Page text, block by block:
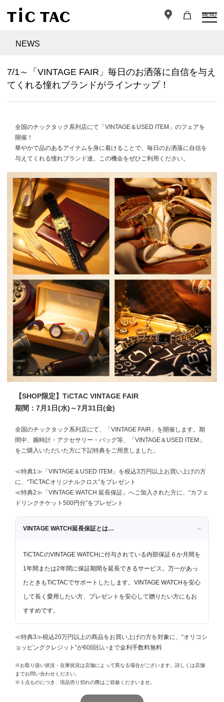
MENU
NEWS
7/1～「VINTAGE FAIR」毎日のお洒落に自信を与え
てくれる憧れブランドがラインナップ！
全国のチックタック系列店にて「VINTAGE＆USED ITEM」のフェアを
開催！
華やかで品のあるアイテムを身に着けることで、毎日のお洒落に自信を
与えてくれる憧れブランド達。この機会をぜひご利用ください。
【SHOP限定】TiCTAC VINTAGE FAIR
期間：7月1日(水)～7月31日(金)
全国のチックタック系列店にて、「VINTAGE FAIR」を開催します。期
間中、腕時計・アクセサリー・バッグ等、「VINTAGE＆USED ITEM」
をご購入いただいた方に下記特典をご用意しました。
≪特典1≫「VINTAGE＆USED ITEM」を税込3万円以上お買い上げの方
に、“TiCTACオリジナルクロス”をプレゼント
≪特典2≫「VINTAGE WATCH 延長保証」へご加入された方に、“カフェ
ドリンクチケット500円分”をプレゼント
VINTAGE WATCH延長保証とは…
TiCTACのVINTAGE WATCHに付与されている内部保証６か月間を
1年間または2年間に保証期間を延長できるサービス。万一があっ
たときもTiCTACでサポートしたします。VINTAGE WATCHを安心
して長く愛用したい方、プレゼントを安心して贈りたい方にもお
すすめです。
≪特典3≫税込20万円以上の商品をお買い上げの方を対象に、“オリコシ
ョッピングクレジット”が60回払いまで金利手数料無料
※お取り扱い状況・在庫状況は店舗によって異なる場合がございます。詳しくは店舗
までお問い合わせください。
※１点ものにつき、現品売り切れの際はご容赦くださいませ。